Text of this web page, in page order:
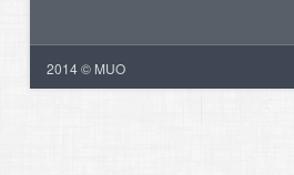
2014 © MUO